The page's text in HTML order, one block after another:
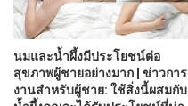
นมและน้ำผึ้งมีประโยชน์ต่อ
สุขภาพผู้ชายอย่างมาก | ข่าวการ
งานสำหรับผู้ชาย: ใช้สิ่งนี้ผสมกับ